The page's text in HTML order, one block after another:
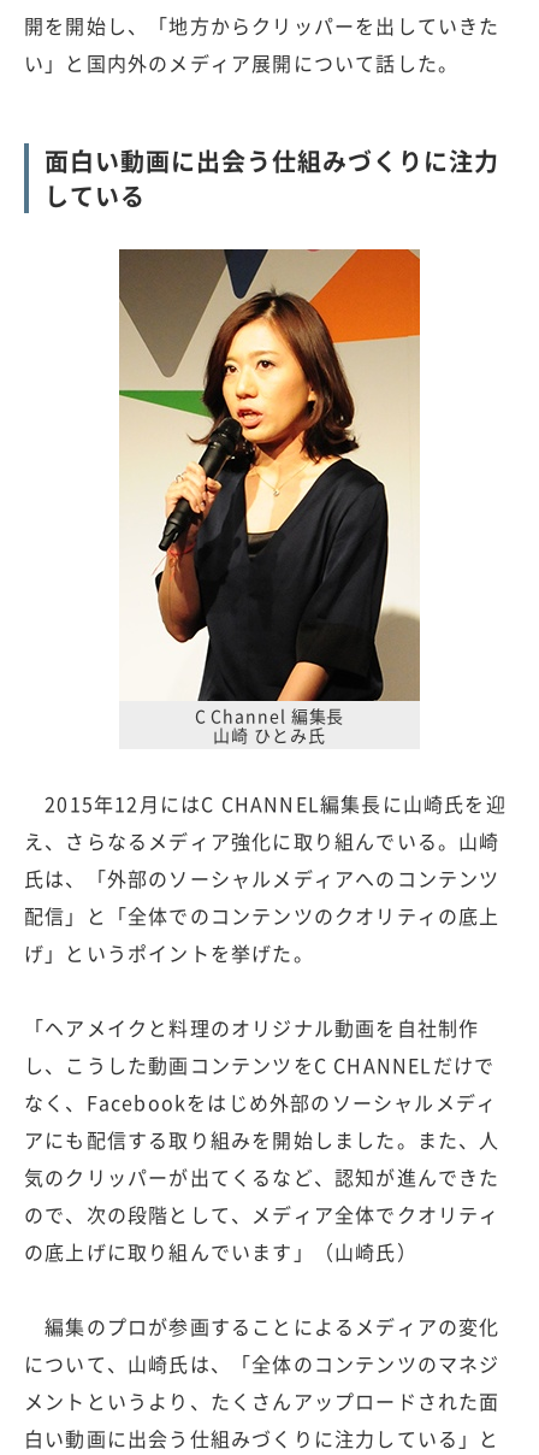
開を開始し、「地方からクリッパーを出していきた
い」と国内外のメディア展開について話した。
面白い動画に出会う仕組みづくりに注力
している
C Channel 編集長
山崎 ひとみ氏
2015年12月にはC CHANNEL編集長に山崎氏を迎
え、さらなるメディア強化に取り組んでいる。山崎
氏は、「外部のソーシャルメディアへのコンテンツ
配信」と「全体でのコンテンツのクオリティの底上
げ」というポイントを挙げた。
「ヘアメイクと料理のオリジナル動画を自社制作
し、こうした動画コンテンツをC CHANNELだけで
なく、Facebookをはじめ外部のソーシャルメディ
アにも配信する取り組みを開始しました。また、人
気のクリッパーが出てくるなど、認知が進んできた
ので、次の段階として、メディア全体でクオリティ
の底上げに取り組んでいます」（山崎氏）
編集のプロが参画することによるメディアの変化
について、山崎氏は、「全体のコンテンツのマネジ
メントというより、たくさんアップロードされた面
白い動画に出会う仕組みづくりに注力している」と